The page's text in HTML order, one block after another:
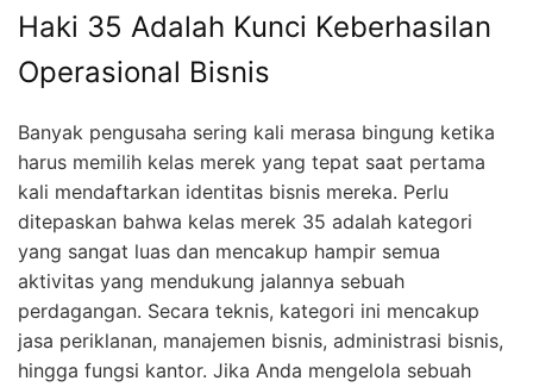
Haki 35 Adalah Kunci Keberhasilan
Operasional Bisnis
Banyak pengusaha sering kali merasa bingung ketika
harus memilih kelas merek yang tepat saat pertama
kali mendaftarkan identitas bisnis mereka. Perlu
ditepaskan bahwa kelas merek 35 adalah kategori
yang sangat luas dan mencakup hampir semua
aktivitas yang mendukung jalannya sebuah
perdagangan. Secara teknis, kategori ini mencakup
jasa periklanan, manajemen bisnis, administrasi bisnis,
hingga fungsi kantor. Jika Anda mengelola sebuah